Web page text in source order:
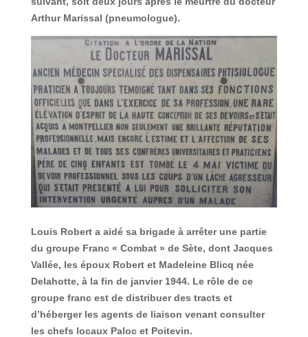
Arthur Marissal (pneumologue).
Louis Robert a aidé sa brigade à arrêter une partie
du groupe Franc « Combat » de Sète, dont Jacques
Vallée, les époux Robert et Madeleine Blicq née
Delahotte, à la fin de janvier 1944. Le rôle de ce
groupe franc est de distribuer des tracts et
d’héberger les agents de liaison venant consulter
les chefs locaux Paloc et Poitevin.